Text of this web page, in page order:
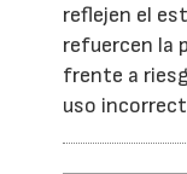
reflejen el
refuercen la
frente a
uso